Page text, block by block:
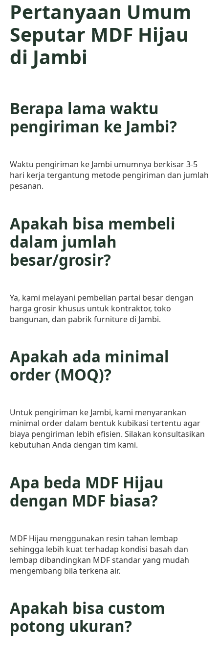
Pertanyaan Umum
Seputar MDF Hijau
di Jambi
Berapa lama waktu
pengiriman ke Jambi?
Waktu pengiriman ke Jambi umumnya berkisar 3-5
hari kerja tergantung metode pengiriman dan jumlah
pesanan.
Apakah bisa membeli
dalam jumlah
besar/grosir?
Ya, kami melayani pembelian partai besar dengan
harga grosir khusus untuk kontraktor, toko
bangunan, dan pabrik furniture di Jambi.
Apakah ada minimal
order (MOQ)?
Untuk pengiriman ke Jambi, kami menyarankan
minimal order dalam bentuk kubikasi tertentu agar
biaya pengiriman lebih efisien. Silakan konsultasikan
kebutuhan Anda dengan tim kami.
Apa beda MDF Hijau
dengan MDF biasa?
MDF Hijau menggunakan resin tahan lembap
sehingga lebih kuat terhadap kondisi basah dan
lembap dibandingkan MDF standar yang mudah
mengembang bila terkena air.
Apakah bisa custom
potong ukuran?